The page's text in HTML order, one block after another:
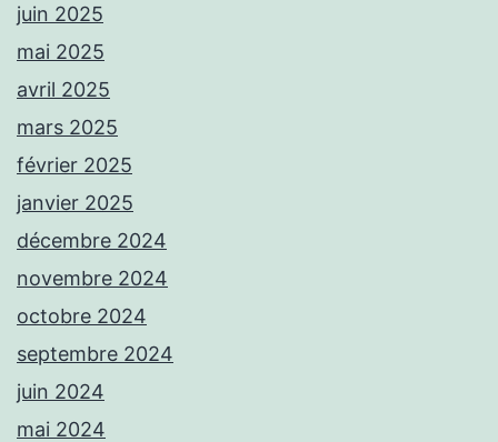
juin 2025
mai 2025
avril 2025
mars 2025
février 2025
janvier 2025
décembre 2024
novembre 2024
octobre 2024
septembre 2024
juin 2024
mai 2024